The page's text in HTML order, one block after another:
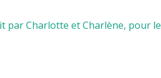
par Charlotte et Charlène, pour